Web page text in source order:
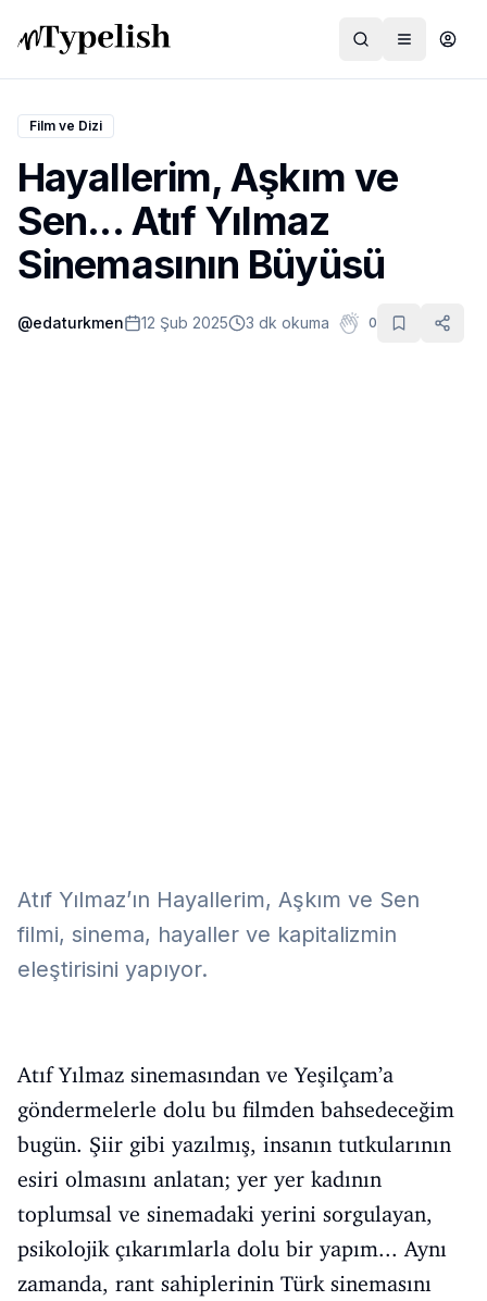
Dünya
Film ve Dizi
Kültür ve Sanat
Sağlık
Film ve Dizi
Hayallerim, Aşkım ve
Sen... Atıf Yılmaz
Sinemasının Büyüsü
@edaturkmen 12 Şub 2025 3 dk okuma 0
Atıf Yılmaz’ın Hayallerim, Aşkım ve Sen
filmi, sinema, hayaller ve kapitalizmin
eleştirisini yapıyor.
Atıf Yılmaz sinemasından ve Yeşilçam’a
göndermelerle dolu bu filmden bahsedeceğim
bugün. Şiir gibi yazılmış, insanın tutkularının
esiri olmasını anlatan; yer yer kadının
toplumsal ve sinemadaki yerini sorgulayan,
psikolojik çıkarımlarla dolu bir yapım... Aynı
zamanda, rant sahiplerinin Türk sinemasını